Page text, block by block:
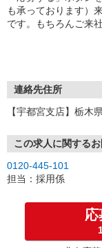
も承っております）
です。もちろんご来
連絡先住所
【宇都宮支店】栃木
この求人に関する
0120-445-101
担当：採用係
応